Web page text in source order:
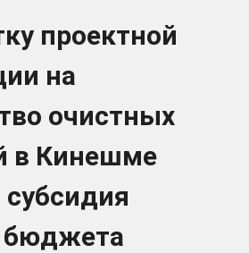
проектной
на
очистных
в Кинешме
бюджета